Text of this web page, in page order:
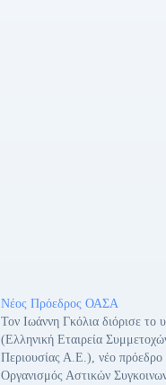
Νέος Πρόεδρος ΟΑΣΑ
Τον Ιωάννη Γκόλια διόρισε το
(Ελληνική Εταιρεία
Περιουσίας Α.Ε.), νέο πρόεδρο
Οργανισμός Αστικών